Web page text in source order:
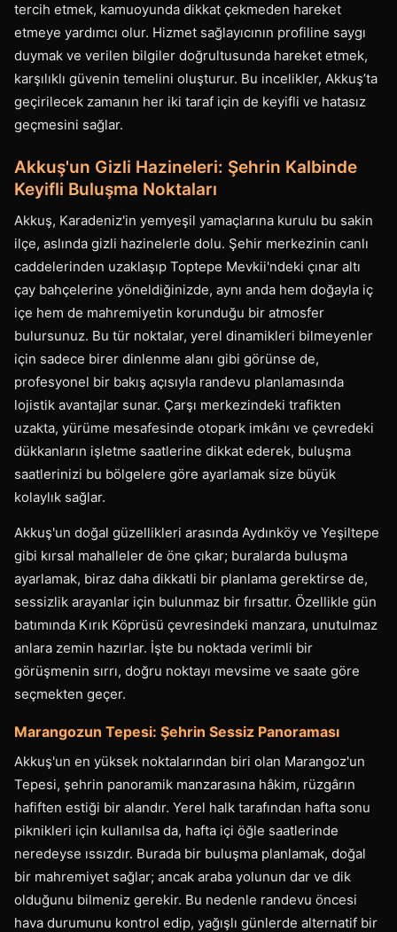
tercih etmek, kamuoyunda dikkat çekmeden hareket
etmeye yardımcı olur. Hizmet sağlayıcının profiline saygı
duymak ve verilen bilgiler doğrultusunda hareket etmek,
karşılıklı güvenin temelini oluşturur. Bu incelikler, Akkuş’ta
geçirilecek zamanın her iki taraf için de keyifli ve hatasız
geçmesini sağlar.
Akkuş'un Gizli Hazineleri: Şehrin Kalbinde
Keyifli Buluşma Noktaları
Akkuş, Karadeniz'in yemyeşil yamaçlarına kurulu bu sakin
ilçe, aslında gizli hazinelerle dolu. Şehir merkezinin canlı
caddelerinden uzaklaşıp Toptepe Mevkii'ndeki çınar altı
çay bahçelerine yöneldiğinizde, aynı anda hem doğayla iç
içe hem de mahremiyetin korunduğu bir atmosfer
bulursunuz. Bu tür noktalar, yerel dinamikleri bilmeyenler
için sadece birer dinlenme alanı gibi görünse de,
profesyonel bir bakış açısıyla randevu planlamasında
lojistik avantajlar sunar. Çarşı merkezindeki trafikten
uzakta, yürüme mesafesinde otopark imkânı ve çevredeki
dükkanların işletme saatlerine dikkat ederek, buluşma
saatlerinizi bu bölgelere göre ayarlamak size büyük
kolaylık sağlar.
Akkuş'un doğal güzellikleri arasında Aydınköy ve Yeşiltepe
gibi kırsal mahalleler de öne çıkar; buralarda buluşma
ayarlamak, biraz daha dikkatli bir planlama gerektirse de,
sessizlik arayanlar için bulunmaz bir fırsattır. Özellikle gün
batımında Kırık Köprüsü çevresindeki manzara, unutulmaz
anlara zemin hazırlar. İşte bu noktada verimli bir
görüşmenin sırrı, doğru noktayı mevsime ve saate göre
seçmekten geçer.
Marangozun Tepesi: Şehrin Sessiz Panoraması
Akkuş'un en yüksek noktalarından biri olan Marangoz'un
Tepesi, şehrin panoramik manzarasına hâkim, rüzgârın
hafiften estiği bir alandır. Yerel halk tarafından hafta sonu
piknikleri için kullanılsa da, hafta içi öğle saatlerinde
neredeyse ıssızdır. Burada bir buluşma planlamak, doğal
bir mahremiyet sağlar; ancak araba yolunun dar ve dik
olduğunu bilmeniz gerekir. Bu nedenle randevu öncesi
hava durumunu kontrol edip, yağışlı günlerde alternatif bir